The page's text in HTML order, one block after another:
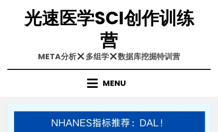
content光速医学SCI创作训练
营
META分析 多组学 数据库挖掘特训营
MENU